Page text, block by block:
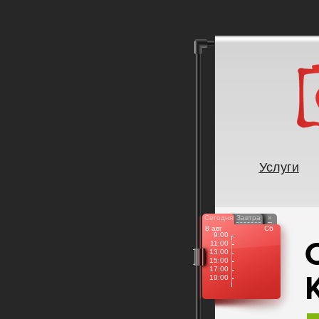
Услуги
Сегодня
8 авг
Сб
9:00
11:00
13:00
15:00
17:00
19:00
Завтра »